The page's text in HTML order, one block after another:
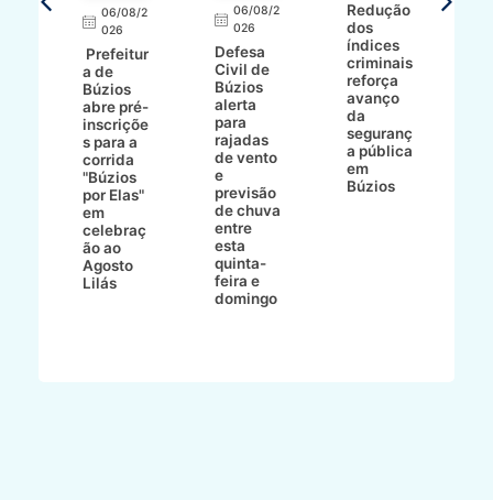
06/08/2
026
Prefeitur
a de
Búzios
abre pré-
inscriçõe
s para a
corrida
"Búzios
por Elas"
em
celebraç
ão ao
Agosto
Lilás
06/08/2
026
Defesa
Civil de
Búzios
alerta
para
rajadas
de vento
e
previsão
de chuva
entre
esta
quinta-
feira e
domingo
Redução
dos
índices
criminais
reforça
avanço
da
seguranç
a pública
em
Búzios